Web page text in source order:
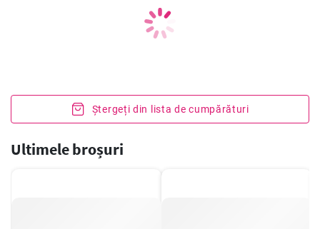
Ștergeți din lista de cumpărături
Ultimele broșuri